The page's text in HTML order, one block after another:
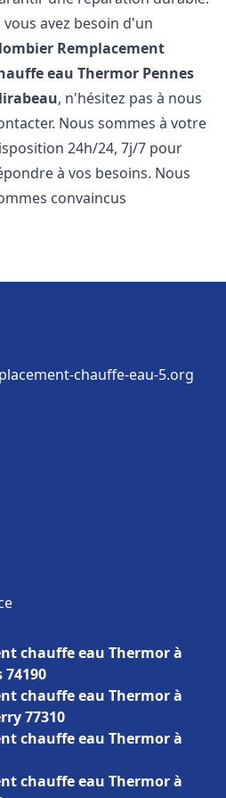
vous avez besoin d'un
Remplacement
eau Thermor Pennes
, n'hésitez pas à nous
Nous sommes à votre
24h/24, 7j/7 pour
à vos besoins. Nous
convaincus
chauffe-eau-5.org
chauffe eau Thermor à
chauffe eau Thermor à
77310
chauffe eau Thermor à
chauffe eau Thermor à